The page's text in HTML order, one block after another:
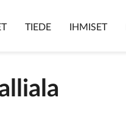
TIEDE IHMISET